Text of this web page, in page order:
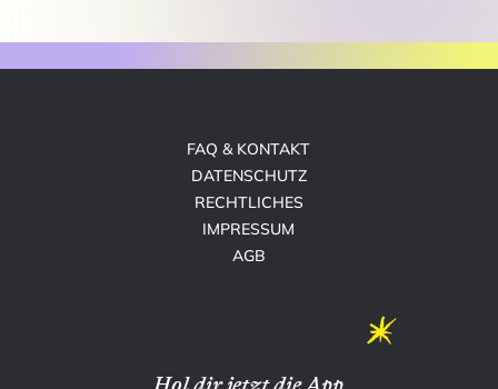
FAQ & KONTAKT
DATENSCHUTZ
RECHTLICHES
IMPRESSUM
AGB